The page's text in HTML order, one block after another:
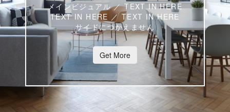
メインビジュアル ／ TEXT IN HERE
TEXT IN HERE ／ TEXT IN HERE
サイドにつかえません
Get More